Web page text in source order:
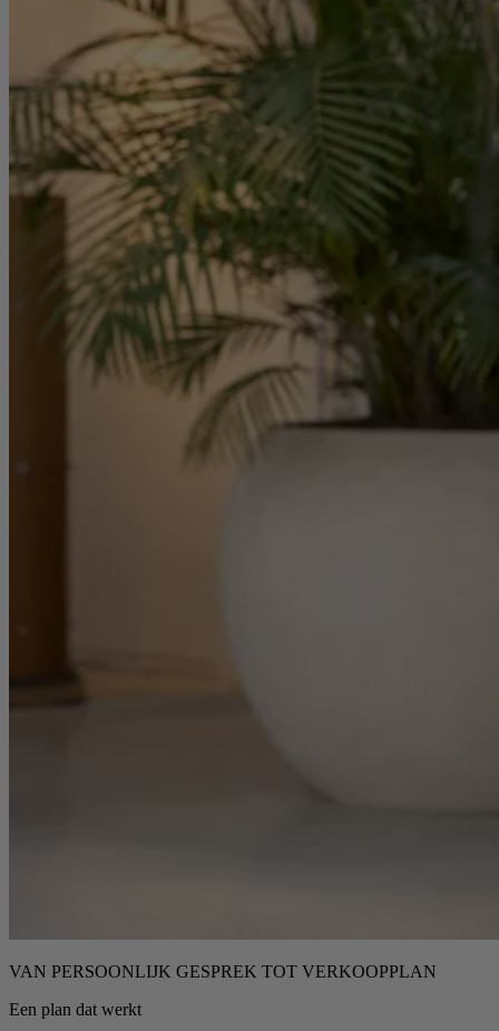
VAN PERSOONLIJK GESPREK TOT VERKOOPPLAN
Een plan dat werkt